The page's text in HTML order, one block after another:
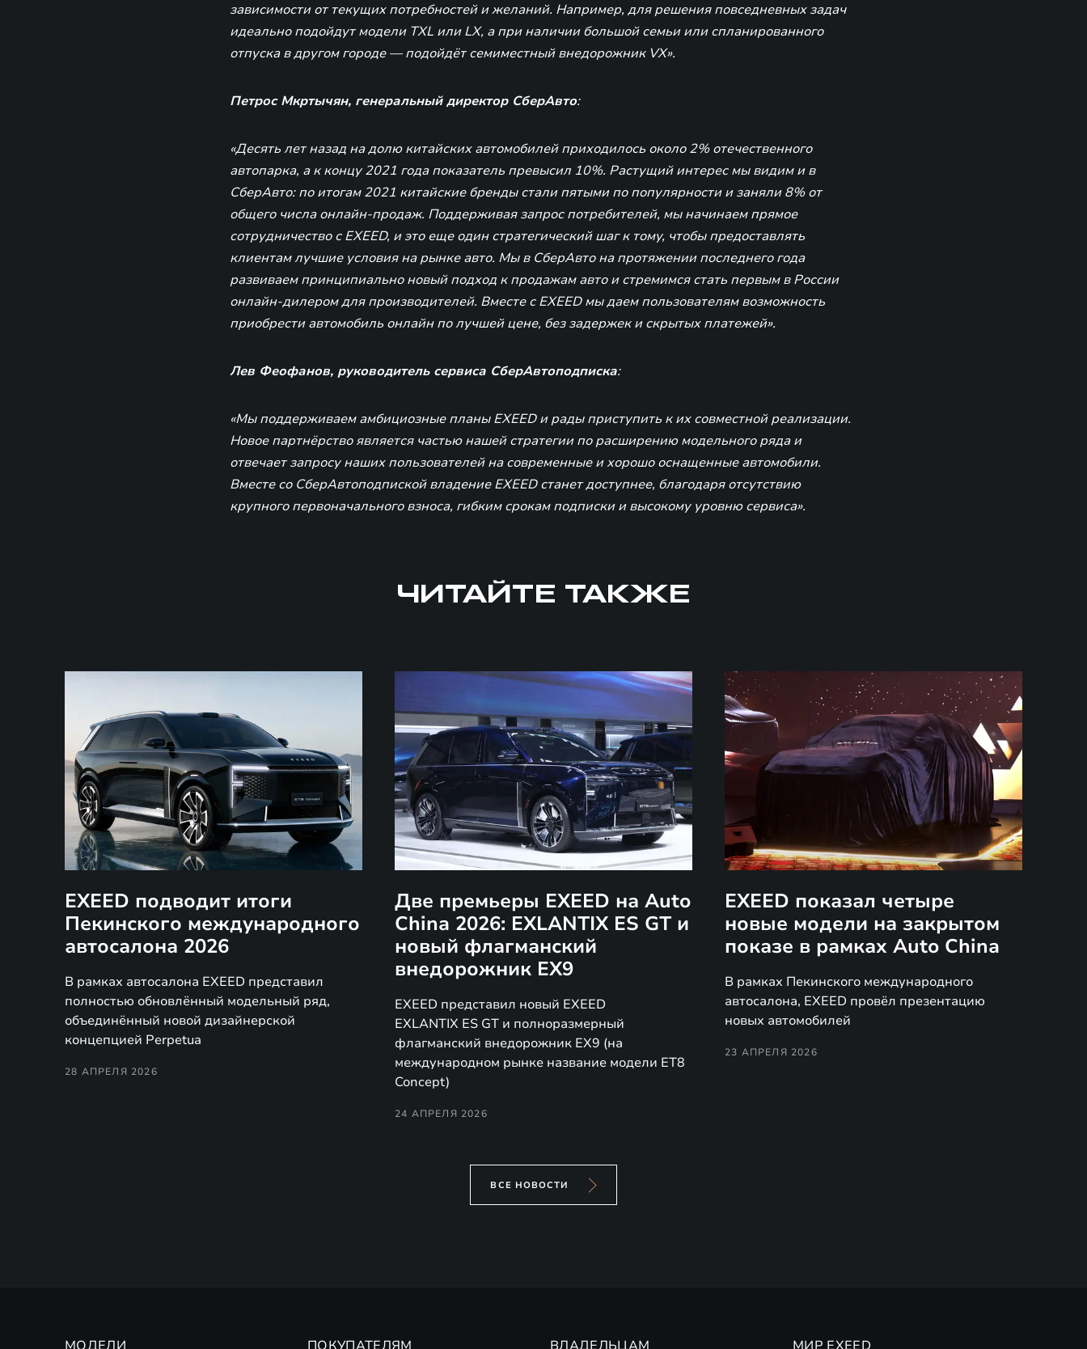
зависимости от текущих потребностей и желаний. Например, для решения повседневных задач
идеально подойдут модели TXL или LХ, а при наличии большой семьи или спланированного
отпуска в другом городе — подойдёт семиместный внедорожник VX».
Петрос Мкртычян, генеральный директор СберАвто:
«Десять лет назад на долю китайских автомобилей приходилось около 2% отечественного
автопарка, а к концу 2021 года показатель превысил 10%. Растущий интерес мы видим и в
СберАвто: по итогам 2021 китайские бренды стали пятыми по популярности и заняли 8% от
общего числа онлайн-продаж. Поддерживая запрос потребителей, мы начинаем прямое
сотрудничество с EXEED, и это еще один стратегический шаг к тому, чтобы предоставлять
клиентам лучшие условия на рынке авто. Мы в СберАвто на протяжении последнего года
развиваем принципиально новый подход к продажам авто и стремимся стать первым в России
онлайн-дилером для производителей. Вместе с EXEED мы даем пользователям возможность
приобрести автомобиль онлайн по лучшей цене, без задержек и скрытых платежей».
Лев Феофанов, руководитель сервиса СберАвтоподписка:
«Мы поддерживаем амбициозные планы EXEED и рады приступить к их совместной реализации.
Новое партнёрство является частью нашей стратегии по расширению модельного ряда и
отвечает запросу наших пользователей на современные и хорошо оснащенные автомобили.
Вместе со СберАвтоподпиской владение EXEED станет доступнее, благодаря отсутствию
крупного первоначального взноса, гибким срокам подписки и высокому уровню сервиса».
ЧИТАЙТЕ ТАКЖЕ
EXEED подводит итоги
Пекинского международного
автосалона 2026
В рамках автосалона EXEED представил
полностью обновлённый модельный ряд,
объединённый новой дизайнерской
концепцией Perpetua
28 АПРЕЛЯ 2026
Две премьеры EXEED на Auto
China 2026: EXLANTIX ES GT и
новый флагманский
внедорожник EX9
EXEED представил новый EXEED
EXLANTIX ES GT и полноразмерный
флагманский внедорожник EX9 (на
международном рынке название модели ET8
Concept)
24 АПРЕЛЯ 2026
EXEED показал четыре
новые модели на закрытом
показе в рамках Auto China
В рамках Пекинского международного
автосалона, EXEED провёл презентацию
новых автомобилей
23 АПРЕЛЯ 2026
ВСЕ НОВОСТИ